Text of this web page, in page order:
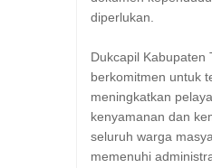
diperlukan.
Dukcapil Kabupaten
berkomitmen untuk
meningkatkan
kenyamanan dan
seluruh warga
memenuhi